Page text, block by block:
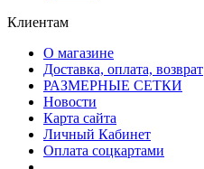
Клиентам
О магазине
Доставка, оплата, возврат
РАЗМЕРНЫЕ СЕТКИ
Новости
Карта сайта
Личный Кабинет
Оплата соцкартами